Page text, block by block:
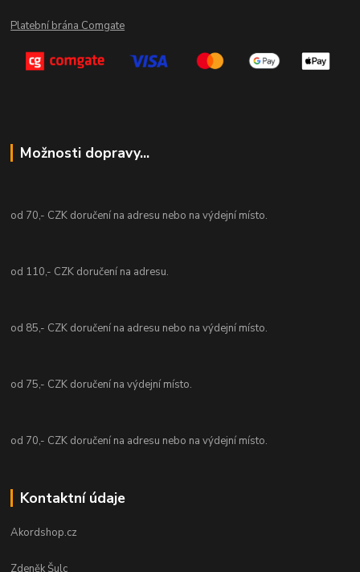
Platební brána Comgate
Možnosti dopravy...
od 70,- CZK doručení na adresu nebo na výdejní místo.
od 110,- CZK doručení na adresu.
od 85,- CZK doručení na adresu nebo na výdejní místo.
od 75,- CZK doručení na výdejní místo.
od 70,- CZK doručení na adresu nebo na výdejní místo.
Kontaktní údaje
Akordshop.cz
Zdeněk Šulc